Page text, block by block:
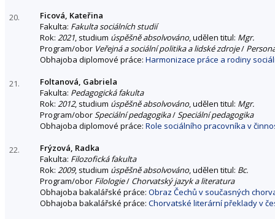
20.
Ficová, Kateřina
Fakulta: Fakulta sociálních studií
Rok: 2021, studium úspěšně absolvováno, udělen titul: Mgr.
Program/obor Veřejná a sociální politika a lidské zdroje/
Obhajoba diplomové práce: Harmonizace práce a rodiny
21.
Foltanová, Gabriela
Fakulta: Pedagogická fakulta
Rok: 2012, studium úspěšně absolvováno, udělen titul: Mgr.
Program/oborSpeciální pedagogika/Speciální pedagogika
Obhajoba diplomové práce: Role sociálního pracovníka v
22.
Frýzová, Radka
Fakulta: Filozofická fakulta
Rok: 2009, studium úspěšně absolvováno, udělen titul: Bc.
Program/obor Filologie/ Chorvatský jazyk a literatura
Obhajoba bakalářské práce: Obraz Čechů v současných
Obhajoba bakalářské práce: Chorvatské literární překlady v